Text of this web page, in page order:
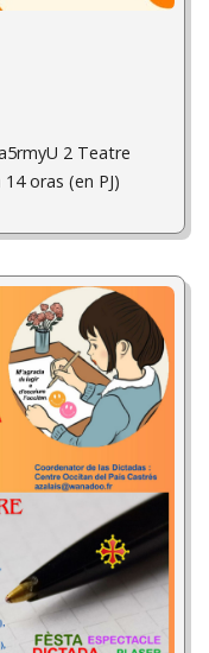
2 Teatre
oras (en PJ)